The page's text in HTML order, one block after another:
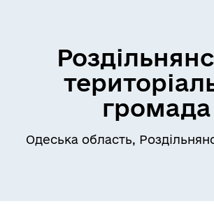
громада
Одеська область,